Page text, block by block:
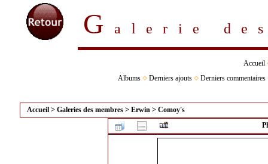
Galerie
Accueil
Albums
Derniers ajouts Derniers commentaires
Accueil > Galeries des membres > Erwin > Comoy's